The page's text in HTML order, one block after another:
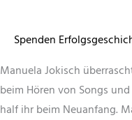
Spenden
Manuela Jokisch
beim Hören von Songs
half ihr beim Neuanfang.